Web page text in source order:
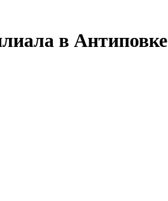
в Антиповке